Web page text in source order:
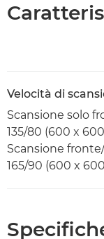
Velocità di
Scansione solo
135/80 (600 x
Scansione
165/90 (600 x